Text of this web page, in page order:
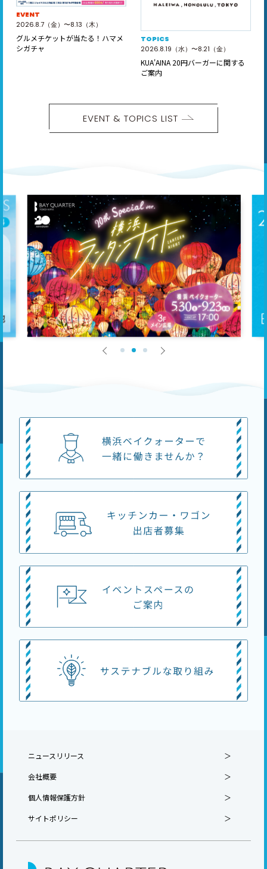
EVENT
2026.8.7（金）〜8.13（木）
グルメチケットが当たる！ハマメ
シガチャ
TOPICS
2026.8.19（水）〜8.21（金）
KUA'AINA 20円バーガーに関する
ご案内
EVENT & TOPICS LIST
ニュースリリース
会社概要
個人情報保護方針
サイトポリシー